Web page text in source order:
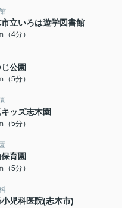
立いろは遊学図書館
（4分）
公園
（5分）
ッズ志木園
（5分）
育園
（5分）
児科医院(志木市)